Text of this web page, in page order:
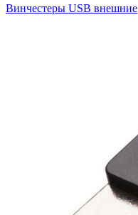
Винчестеры USB внешние